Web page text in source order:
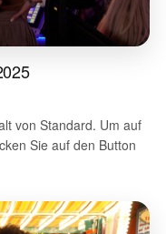
von Standard. Um auf
Sie auf den Button